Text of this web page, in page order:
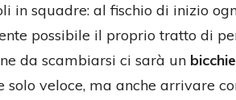
in squadre: al fischio di inizio
possibile il proprio tratto di
da scambiarsi ci sarà un
solo veloce, ma anche arrivare